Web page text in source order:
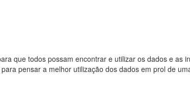
que todos possam encontrar e utilizar os dados e as
pensar a melhor utilização dos dados em prol de